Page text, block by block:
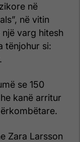
në
në vitin
varg hitesh
tënjohur si:
se 150
kanë arritur
Zara Larsson